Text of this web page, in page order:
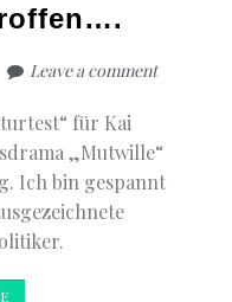
Leave a comment
für Kai
„Mutwille“
Ich bin gespannt